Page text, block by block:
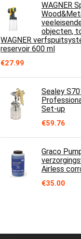
WAGNER
objecten,
WAGNER
reservoir 600 ml
€27.99
Sealey
Set-up
€59.76
Graco
Airless
€35.00